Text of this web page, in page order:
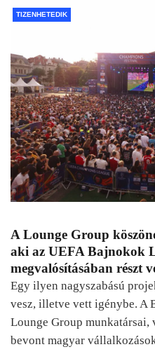
TIZENHETEDIK
A Lounge Group
aki az UEFA Bajnokok
megvalósításában részt
Egy ilyen nagyszabású
vesz, illetve vett igénybe. A
Lounge Group munkatársai,
bevont magyar